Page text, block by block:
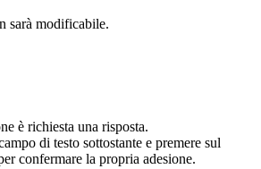
sarà modificabile.
è richiesta una risposta.
di testo sottostante e premere sul
confermare la propria adesione.